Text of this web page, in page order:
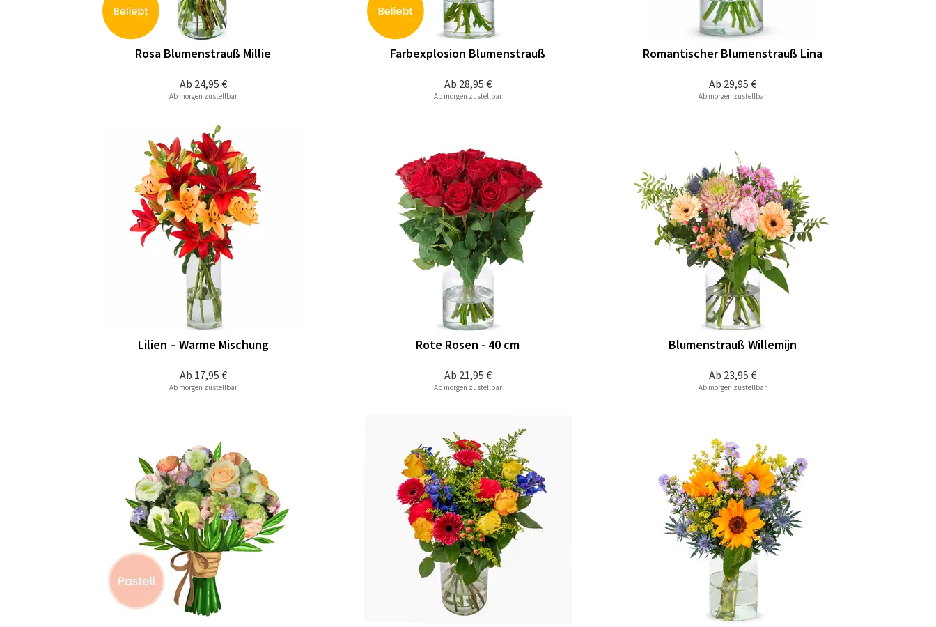
Ab 24,95 €
Rosa Blumenstrauß Millie
Ab morgen zustellbar
Ab 28,95 €
Farbexplosion Blumenstrauß
Ab morgen zustellbar
Ab 29,95 €
Romantischer Blumenstrauß Lina
Ab morgen zustellbar
Ab 17,95 €
Lilien – Warme Mischung
Ab morgen zustellbar
Ab 21,95 €
Rote Rosen - 40 cm
Ab morgen zustellbar
Ab 23,95 €
Blumenstrauß Willemijn
Ab morgen zustellbar